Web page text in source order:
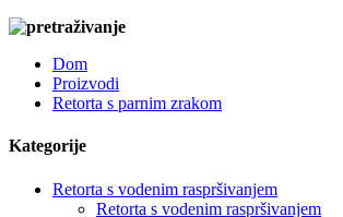
Dom
Proizvodi
Retorta s parnim zrakom
Kategorije
Retorta s vodenim raspršivanjem
Retorta s vodenim raspršivanjem